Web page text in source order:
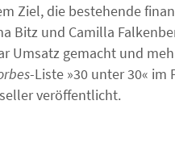
Ziel, die bestehende
Bitz und Camilla
Umsatz gemacht und
-Liste »30 unter 30« im
veröffentlicht.